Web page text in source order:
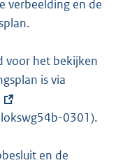
verbeelding en de
voor het bekijken
is via
t
r
0301).
en de